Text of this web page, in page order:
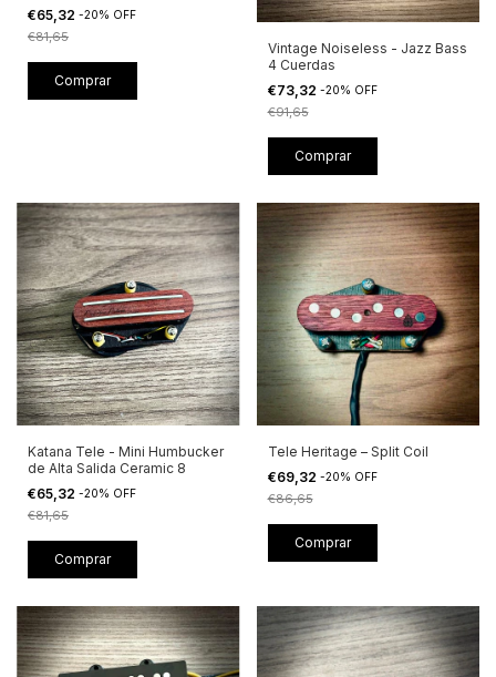
€65,32 -20% OFF
€81,65
Comprar
Vintage Noiseless - Jazz Bass
4 Cuerdas
€73,32 -20% OFF
€91,65
Comprar
Katana Tele - Mini Humbucker
de Alta Salida Ceramic 8
€65,32 -20% OFF
€81,65
Comprar
Tele Heritage – Split Coil
€69,32 -20% OFF
€86,65
Comprar